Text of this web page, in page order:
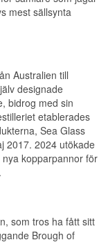
· Maritim
destilleri,
sin egen karaktär under
till lång, varm och salt.
Skottland
Whisky
Lätt rökig
mest sällsynta
Australien till
designade
bidrog med sin
etablerades
Sea Glass
2017. 2024 utökade
kopparpannor för
som tros ha fått sitt
Brough of